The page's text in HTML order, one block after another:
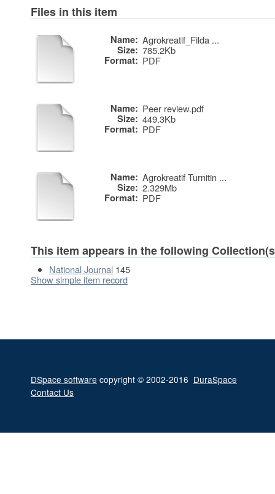
Files in this item
Name: Agrokreatif_Filda ...
Size: 785.2Kb
Format: PDF
Name: Peer review.pdf
Size: 449.3Kb
Format: PDF
Name: Agrokreatif Turnitin ...
Size: 2.329Mb
Format: PDF
This item appears in the following
National Journal 145
Show simple item record
DSpace software copyright © 2002-2016 DuraSpace
Contact Us